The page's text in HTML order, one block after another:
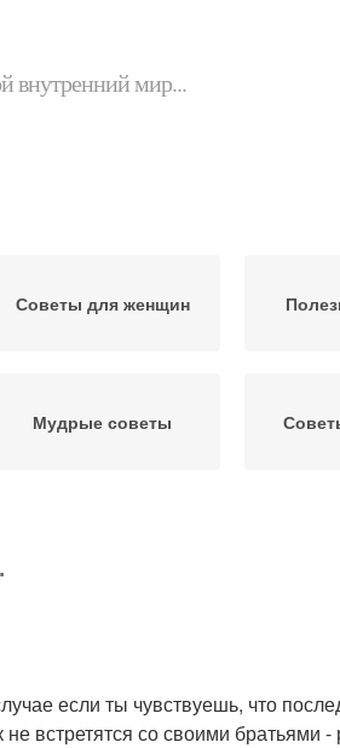
внутренний мир...
Советы для женщин
Мудрые советы
если ты чувствуешь, что
встретятся со своими братьями